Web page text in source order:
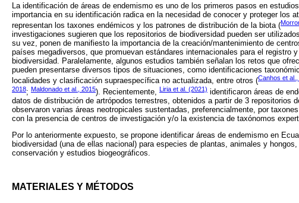
La identificación de áreas de endemismo es uno de los primeros pasos en
importancia en su identificación radica en la necesidad de conocer y proteger los
representan los taxones endémicos y los patrones de distribución de la biota (
investigaciones sugieren que los repositorios de biodiversidad pueden ser
su vez, ponen de manifiesto la importancia de la creación/mantenimiento de
países megadiversos, que promuevan estándares internacionales para el registro
biodiversidad. Paralelamente, algunos estudios también señalan los retos que
pueden presentarse diversos tipos de situaciones, como identificaciones
localidades y clasificación supraespecífica no actualizada, entre otros (Canhos et al.,
2018; Maldonado et al., 2015). Recientemente, Liria et al. (2021) identificaron áreas de
datos de distribución de artrópodos terrestres, obtenidos a partir de 3 repositorios
observaron varias áreas neotropicales sustentadas, preferencialmente, por
con la presencia de centros de investigación y/o la existencia de taxónomos
Por lo anteriormente expuesto, se propone identificar áreas de endemismo en
biodiversidad (una de ellas nacional) para especies de plantas, animales y
conservación y estudios biogeográficos.
MATERIALES Y MÉTODOS